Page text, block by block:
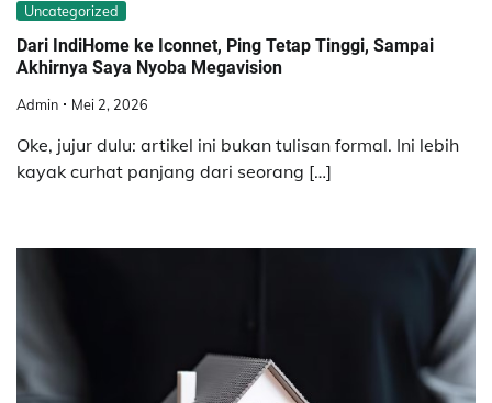
Uncategorized
Dari IndiHome ke Iconnet, Ping Tetap Tinggi, Sampai
Akhirnya Saya Nyoba Megavision
Admin Mei 2, 2026
Oke, jujur dulu: artikel ini bukan tulisan formal. Ini lebih
kayak curhat panjang dari seorang […]